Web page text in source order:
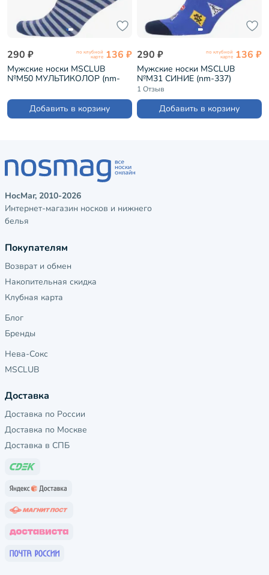
290 ₽ по клубной
карте 136 ₽
Мужские носки MSCLUB
№М50 МУЛЬТИКОЛОР (nm-
Добавить в корзину
290 ₽ по клубной
карте 136 ₽
Мужские носки MSCLUB
№М31 СИНИЕ (nm-337)
1 Отзыв
Добавить в корзину
НосМаг, 2010-2026
Интернет-магазин носков и нижнего
белья
Покупателям
Возврат и обмен
Накопительная скидка
Клубная карта
Блог
Бренды
Нева-Сокс
MSCLUB
Доставка
Доставка по России
Доставка по Москве
Доставка в СПБ